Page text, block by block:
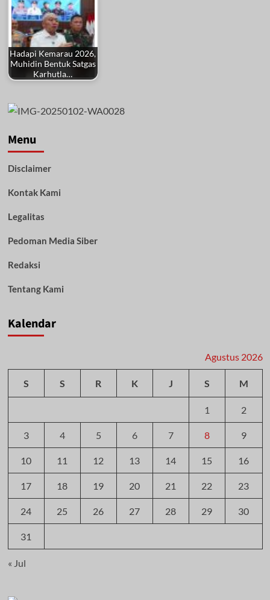
Hadapi Kemarau 2026,
Muhidin Bentuk Satgas
Karhutla…
Menu
Disclaimer
Kontak Kami
Legalitas
Pedoman Media Siber
Redaksi
Tentang Kami
Kalendar
Agustus 2026
S S R K J S M
1 2
3 4 5 6 7 8 9
10 11 12 13 14 15 16
17 18 19 20 21 22 23
24 25 26 27 28 29 30
31
« Jul